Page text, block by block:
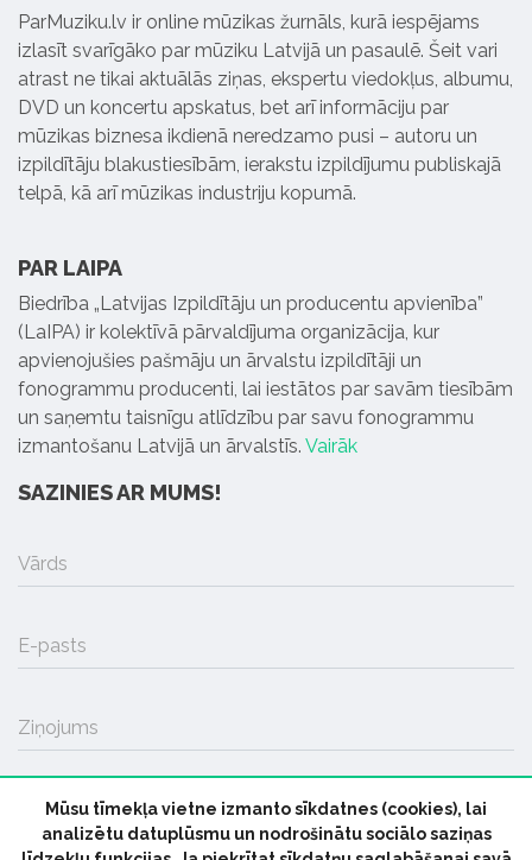
ParMuziku.lv ir online mūzikas žurnāls, kurā iespējams
izlasīt svarīgāko par mūziku Latvijā un pasaulē. Šeit vari
atrast ne tikai aktuālās ziņas, ekspertu viedokļus, albumu,
DVD un koncertu apskatus, bet arī informāciju par
mūzikas biznesa ikdienā neredzamo pusi – autoru un
izpildītāju blakustiesībām, ierakstu izpildījumu publiskajā
telpā, kā arī mūzikas industriju kopumā.
PAR LAIPA
Biedrība „Latvijas Izpildītāju un producentu apvienība”
(LaIPA) ir kolektīvā pārvaldījuma organizācija, kur
apvienojušies pašmāju un ārvalstu izpildītāji un
fonogrammu producenti, lai iestātos par savām tiesībām
un saņemtu taisnīgu atlīdzību par savu fonogrammu
izmantošanu Latvijā un ārvalstīs. Vairāk
SAZINIES AR MUMS!
Vārds
E-pasts
Ziņojums
SŪTĪT
Mūsu tīmekļa vietne izmanto sīkdatnes (cookies), lai
analizētu datuplūsmu un nodrošinātu sociālo saziņas